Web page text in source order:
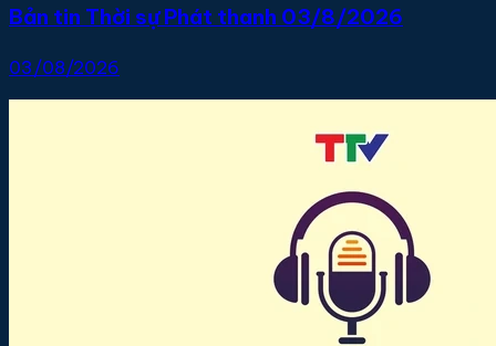
Bản tin Thời sự Phát thanh 03/8/2026
03/08/2026